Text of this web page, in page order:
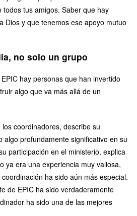
todos tus amigos. Saber que hay
Dios y que tenemos ese apoyo mutuo
no solo un grupo
hay personas que han invertido
algo que va más allá de un
coordinadores, describe su
algo profundamente significativo en su
participación en el ministerio, explica
ya era una experiencia muy valiosa,
ha sido aún más especial.
de EPIC ha sido verdaderamente
ha sido una de las mejores